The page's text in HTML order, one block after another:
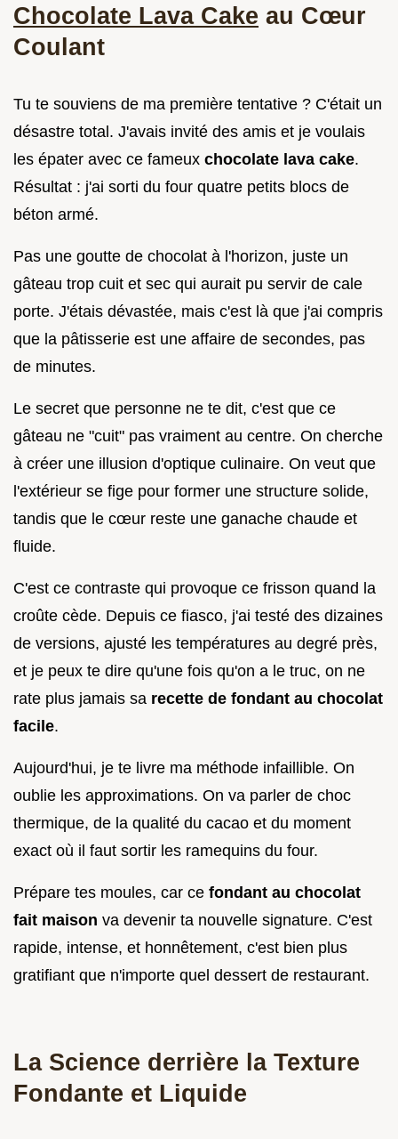
Chocolate Lava Cake au Cœur
Coulant
Tu te souviens de ma première tentative ? C'était un
désastre total. J'avais invité des amis et je voulais
les épater avec ce fameux chocolate lava cake.
Résultat : j'ai sorti du four quatre petits blocs de
béton armé.
Pas une goutte de chocolat à l'horizon, juste un
gâteau trop cuit et sec qui aurait pu servir de cale
porte. J'étais dévastée, mais c'est là que j'ai compris
que la pâtisserie est une affaire de secondes, pas
de minutes.
Le secret que personne ne te dit, c'est que ce
gâteau ne "cuit" pas vraiment au centre. On cherche
à créer une illusion d'optique culinaire. On veut que
l'extérieur se fige pour former une structure solide,
tandis que le cœur reste une ganache chaude et
fluide.
C'est ce contraste qui provoque ce frisson quand la
croûte cède. Depuis ce fiasco, j'ai testé des dizaines
de versions, ajusté les températures au degré près,
et je peux te dire qu'une fois qu'on a le truc, on ne
rate plus jamais sa recette de fondant au chocolat
facile.
Aujourd'hui, je te livre ma méthode infaillible. On
oublie les approximations. On va parler de choc
thermique, de la qualité du cacao et du moment
exact où il faut sortir les ramequins du four.
Prépare tes moules, car ce fondant au chocolat
fait maison va devenir ta nouvelle signature. C'est
rapide, intense, et honnêtement, c'est bien plus
gratifiant que n'importe quel dessert de restaurant.
La Science derrière la Texture
Fondante et Liquide